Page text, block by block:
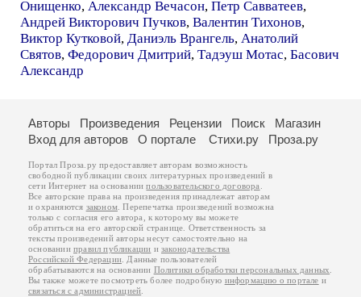
Онищенко, Александр Вечасон, Петр Савватеев,
Андрей Викторович Пучков, Валентин Тихонов,
Виктор Кутковой, Даниэль Врангель, Анатолий
Святов, Федорович Дмитрий, Тадэуш Мотас, Басович
Александр
Авторы Произведения Рецензии Поиск
Магазин
Вход для авторов
О портале Стихи.ру Проза.ру
Портал Проза.ру предоставляет авторам возможность
свободной публикации своих литературных произведений в
сети Интернет на основаниипользовательского договора.
Все авторские права на произведения принадлежат авторам
и охраняются законом. Перепечатка произведений возможна
только с согласия его автора, к которому вы можете
обратиться на его авторской странице. Ответственность за
тексты произведений авторы несут самостоятельно на
основанииправил публикации изаконодательства
Российской Федерации. Данные пользователей
обрабатываются на основании Политики обработки персональных данных.
Вы также можете посмотреть более подробную информацию о портале и
связаться с администрацией.